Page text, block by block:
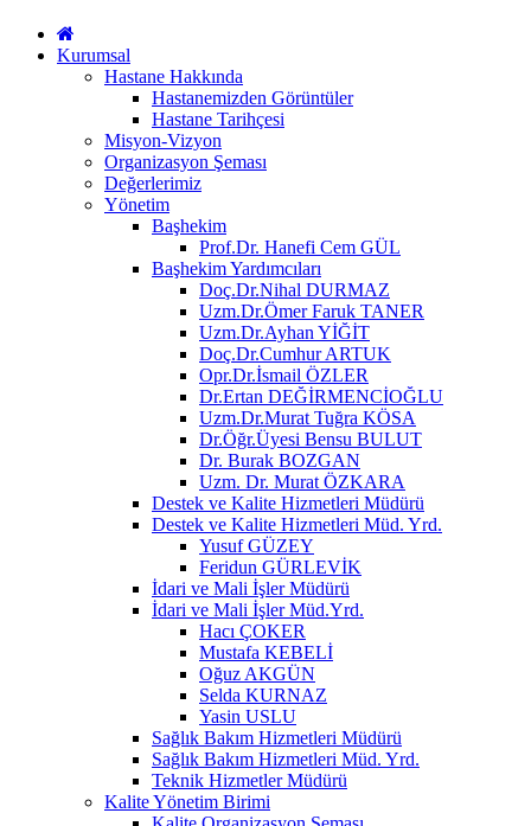
Kurumsal
Hastane Hakkında
Hastanemizden Görüntüler
Hastane Tarihçesi
Misyon-Vizyon
Organizasyon Şeması
Değerlerimiz
Yönetim
Başhekim
Prof.Dr. Hanefi Cem GÜL
Başhekim Yardımcıları
Doç.Dr.Nihal DURMAZ
Uzm.Dr.Ömer Faruk TANER
Uzm.Dr.Ayhan YİĞİT
Doç.Dr.Cumhur ARTUK
Opr.Dr.İsmail ÖZLER
Dr.Ertan DEĞİRMENCİOĞLU
Uzm.Dr.Murat Tuğra KÖSA
Dr.Öğr.Üyesi Bensu BULUT
Dr. Burak BOZGAN
Uzm. Dr. Murat ÖZKARA
Destek ve Kalite Hizmetleri Müdürü
Destek ve Kalite Hizmetleri Müd. Yrd.
Yusuf GÜZEY
Feridun GÜRLEVİK
İdari ve Mali İşler Müdürü
İdari ve Mali İşler Müd.Yrd.
Hacı ÇOKER
Mustafa KEBELİ
Oğuz AKGÜN
Selda KURNAZ
Yasin USLU
Sağlık Bakım Hizmetleri Müdürü
Sağlık Bakım Hizmetleri Müd. Yrd.
Teknik Hizmetler Müdürü
Kalite Yönetim Birimi